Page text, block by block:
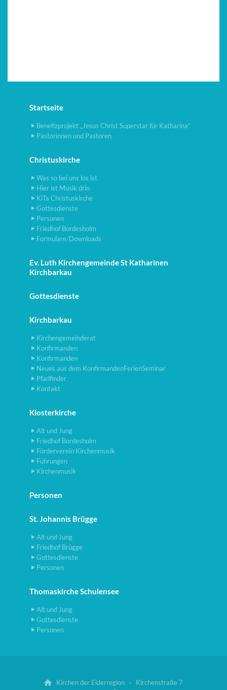
Startseite
Benefizprojekt „Jesus Christ Superstar für Katharina“
Pastorinnen und Pastoren
Christuskirche
Was so bei uns los ist
Hier ist Musik drin
KiTa Christuskirche
Gottesdienste
Personen
Friedhof Bordesholm
Formulare/Downloads
Ev. Luth Kirchengemeinde St Katharinen
Kirchbarkau
Gottesdienste
Kirchbarkau
Kirchengemeinderat
Konfirmanden
Konfirmanden
Neues aus dem KonfirmandenFerienSeminar
Pfadfinder
Kontakt
Klosterkirche
Alt und Jung
Friedhof Bordesholm
Förderverein Kirchenmusik
Führungen
Kirchenmusik
Personen
St. Johannis Brügge
Alt und Jung
Friedhof Brügge
Gottesdienste
Personen
Thomaskirche Schulensee
Alt und Jung
Gottesdienste
Personen

Kirchen der Eiderregion · Kirchenstraße 7